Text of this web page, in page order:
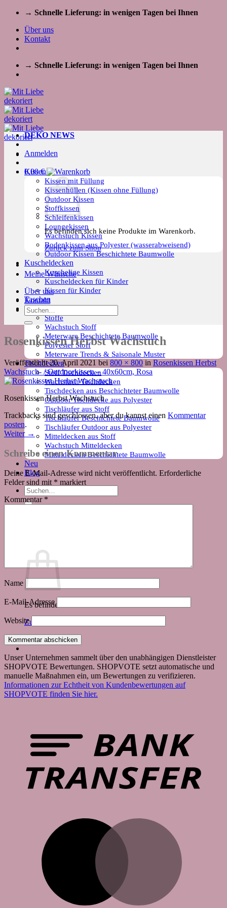
Zum
springen
→ Schnelle Lieferung: in wenigen Tagen bei Ihnen
Über uns
Kontakt
→ Schnelle Lieferung: in wenigen Tagen bei Ihnen
Kissen
Kissen mit Füllung
Kissenhüllen (Kissen ohne Füllung)
Outdoor Kissen
Stoffkissen
Schleifenkissen
Loungekissen
Wachstuch Kissen
Bodenkissen aus Polyester (wasserabweisend)
Outdoor Kissen Beschichtete Baumwolle
Kuscheldecken
Kuschelige Kissen
Kuscheldecken für Kinder
Kissen für Kinder
Taschen
Meterware
Stoffe
Wachstuch Stoff
Meterware Beschichtete Baumwolle
Polyester Stoff
Meterware Trends & Saisonale Muster
Tischdecken
Stoff Tischdecken
Wachstuch Tischdecken
Tischdecken aus Beschichteter Baumwolle
Outdoor Tischdecke aus Polyester
Tischläufer aus Stoff
Tischläufer Beschichtete Baumwolle
Tischläufer Outdoor aus Polyester
Mitteldecken aus Stoff
Wachstuch Mitteldecken
Mitteldecken Beschichtete Baumwolle
Neu
Blog
Suchen
nach:
Es befinden sich keine Produkte im Warenkorb.
Zurück zum Shop
DEKO NEWS
Anmelden
0,00€
Es befinden sich keine Produkte im Warenkorb.
Zurück zum Shop
Meine Wünsche
Über uns
Kontakt
Suchen
nach:
Rosenkissen Herbst Wachstuch
Veröffentlicht20. April 2021 bei 800 × 800 in Rosenkissen Herbst
Wachstuch- / Outdoorkissen – 40x60cm, Rosa
Rosenkissen Herbst Wachstuch
Trackbacks sind geschlossen, aber du kannst einen Kommentar
posten.
Weiter →
Schreibe einen Kommentar
Deine E-Mail-Adresse wird nicht veröffentlicht. Erforderliche
Felder sind mit * markiert
Kommentar *
Name
E-Mail-Adresse
Website
Unser Unternehmen sammelt über den unabhängigen Dienstleister
SHOPVOTE Bewertungen. SHOPVOTE setzt automatische und
manuelle Maßnahmen ein, um Bewertungen zu verifizieren.
Informationen zur Echtheit von Kundenbewertungen auf
SHOPVOTE finden Sie hier.